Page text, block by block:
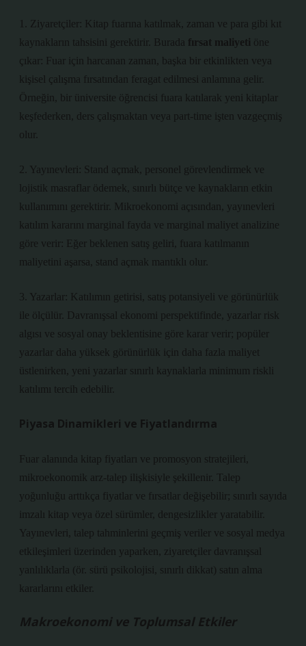
1. Ziyaretçiler: Kitap fuarına katılmak, zaman ve para gibi kıt
kaynakların tahsisini gerektirir. Burada fırsat maliyeti öne
çıkar: Fuar için harcanan zaman, başka bir etkinlikten veya
kişisel çalışma fırsatından feragat edilmesi anlamına gelir.
Örneğin, bir üniversite öğrencisi fuara katılarak yeni kitaplar
keşfederken, ders çalışmaktan veya part-time işten vazgeçmiş
olur.
2. Yayınevleri: Stand açmak, personel görevlendirmek ve
lojistik masraflar ödemek, sınırlı bütçe ve kaynakların etkin
kullanımını gerektirir. Mikroekonomi açısından, yayınevleri
katılım kararını marginal fayda ve marginal maliyet analizine
göre verir: Eğer beklenen satış geliri, fuara katılmanın
maliyetini aşarsa, stand açmak mantıklı olur.
3. Yazarlar: Katılımın getirisi, satış potansiyeli ve görünürlük
ile ölçülür. Davranışsal ekonomi perspektifinde, yazarlar risk
algısı ve sosyal onay beklentisine göre karar verir; popüler
yazarlar daha yüksek görünürlük için daha fazla maliyet
üstlenirken, yeni yazarlar sınırlı kaynaklarla minimum riskli
katılımı tercih edebilir.
Piyasa Dinamikleri ve Fiyatlandırma
Fuar alanında kitap fiyatları ve promosyon stratejileri,
mikroekonomik arz-talep ilişkisiyle şekillenir. Talep
yoğunluğu arttıkça fiyatlar ve fırsatlar değişebilir; sınırlı sayıda
imzalı kitap veya özel sürümler, dengesizlikler
yaratabilir.
Yayınevleri, talep tahminlerini geçmiş veriler ve sosyal medya
etkileşimleri üzerinden yaparken, ziyaretçiler davranışsal
yanlılıklarla (ör. sürü psikolojisi, sınırlı dikkat) satın alma
kararlarını etkiler.
Makroekonomi ve Toplumsal Etkiler